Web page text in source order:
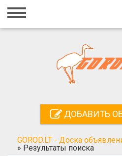
Главная
Регистрация
Поиск
ДОБАВИТЬ
GOROD.LT - Доска
» Результаты поиска